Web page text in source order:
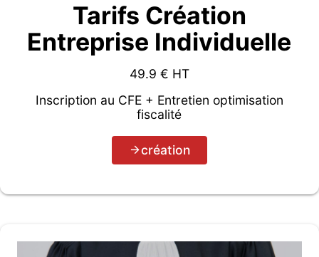
Tarifs Création
Entreprise Individuelle
49.9 € HT
Inscription au CFE + Entretien optimisation
fiscalité
création